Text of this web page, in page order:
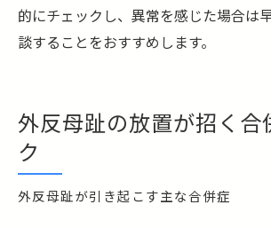
的にチェックし、異常を感じた場合は
談することをおすすめします。
外反母趾が引き起こす主な合併症
外反母趾の放置が招く合
ク